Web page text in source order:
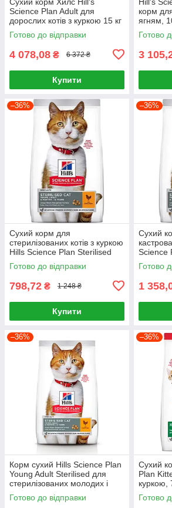
Science Plan Adult для
дорослих котів з куркою 15 кг
Готово до відправки
4 078,08 ₴ 6 372 ₴
Купити
корм
ягням,
Готово
3
–36%
Сухий корм для
стерилізованих котів з куркою
Hills Science Plan Sterilised
Cat Young Adult Chicken 1,5кг
Готово до відправки
798,72 ₴ 1 248 ₴
Купити
–36%
Сухий
Science
Young
Готово
1
–36%
Корм сухий Hills Science Plan
Young Adult Sterilised для
стерилізованих молодих і
дорослих котів з куркою 15 кг
Готово до відправки
–36%
Сухий
Plan
куркою,
Готово